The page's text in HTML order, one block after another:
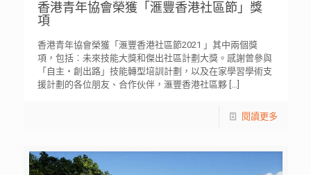
香港青年協會榮獲「滙豐香港社區節」獎
項
香港青年協會榮獲「滙豐香港社區節2021 」其中兩個獎
項，包括︰未來技能大獎和傑出社區計劃大獎。感謝曾參與
「自主‧創出路」技能轉型培訓計劃，以及在家學習學術支
援計劃的各位朋友、合作伙伴，滙豐香港社區夥[…]
閱讀更多